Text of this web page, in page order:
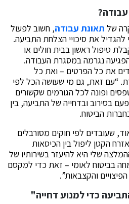
של תאונת עבודה, חשוב לפעול
את סיכויי הצלחת התביעה.
טיפול ראשון בבית חולים או
נגרמה במסגרת העבודה.
את כל הפרטים – ואת כל
“עם זאת, גם מי שעושה הכל לפי
ופונה לכל הגורמים שקשורים
בסירוב ובדחייה של התביעה, בין
הביטוח.
שעובדים לפי חוקים מסורבלים
הקטן ליפול בין הכיסאות
שלי היא להיעזר בשירותיו של
בביטוח לאומי – זאת כדי למקסם
והקצבאות”.
כדי למנוע דחייה"